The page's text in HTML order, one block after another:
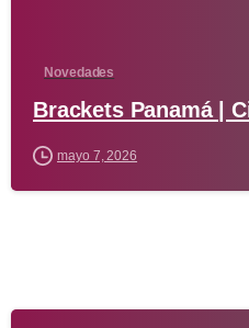
Novedades
Brackets Panamá |
mayo 7, 2026